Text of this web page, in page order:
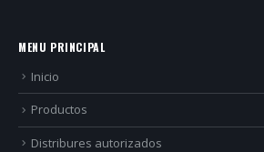
MENU PRINCIPAL
Inicio
Productos
Distribures autorizados